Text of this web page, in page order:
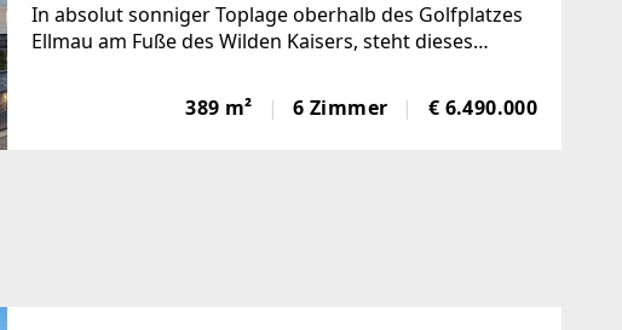
In absolut sonniger Toplage oberhalb des Golfplatzes
Ellmau am Fuße des Wilden Kaisers, steht dieses
insgesamt 3 Etagen, verbunden mit einem Lift, stehen
dem zukünftigen Eigentümer ca. 389 m²
389 m² 6 Zimmer € 6.490.000